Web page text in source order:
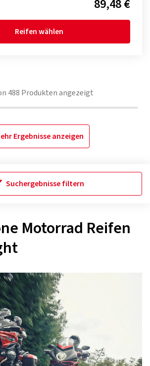
89,48 €
Reifen wählen
488 Produkten angezeigt
Ergebnisse anzeigen
Suchergebnisse filtern
Motorrad Reifen